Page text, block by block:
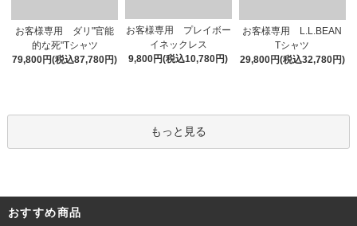
お客様専用 ダリ"官能
的な死"Tシャツ
79,800円(税込87,780円)
お客様専用 プレイボー
イネックレス
9,800円(税込10,780円)
お客様専用 L.L.BEAN
Tシャツ
29,800円(税込32,780円)
もっと見る
おすすめ商品